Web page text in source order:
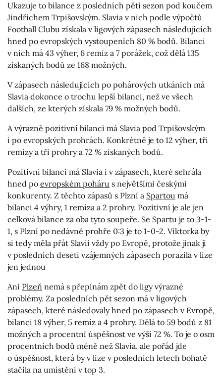
Ukazuje to bilance z posledních pěti sezon pod koučem
Jindřichem Trpišovským. Slavia v nich podle výpočtů
Football Clubu získala v ligových zápasech následujících
hned po evropských vystoupeních 80 % bodů. Bilanci
v nich má 43 výher, 6 remíz a 7 porážek, což dělá 135
získaných bodů ze 168 možných.
V zápasech následujících po pohárových utkáních má
Slavia dokonce o trochu lepší bilanci, než ve všech
dalších, ze kterých získala 79 % možných bodů.
A výrazně pozitivní bilanci má Slavia pod Trpišovským
i po evropských prohrách. Konkrétně je to 12 výher, tři
remízy a tři prohry a 72 % získaných bodů.
Pozitivní bilanci má Slavia i v zápasech, které sehrála
hned po evropském poháru s největšími českými
konkurenty. Z těchto zápasů s Plzní a Spartou má
bilanci 4 výhry, 1 remíza a 2 prohry. Pozitivní je ale jen
celková bilance za oba tyto soupeře. Se Spartu je to 3-1-
1, s Plzní po nedávné prohře 0:3 je to 1-0-2. Viktorka by
si tedy měla přát Slavii vždy po Evropě, protože jinak ji
v posledních deseti vzájemných zápasech porazila v lize
jen jednou
Ani Plzeň nemá s přepínám zpět do ligy výrazné
problémy. Za posledních pět sezon má v ligových
zápasech, které následovaly hned po zápasech v Evropě,
bilanci 18 výher, 5 remíz a 4 prohry. Dělá to 59 bodů z 81
možných a procentní úspěšnost ve výši 72 %. To je o osm
procentních bodů méně než Slavia, ale pořád jde
o úspěšnost, která by v lize v posledních letech bohatě
stačila na umístění v top 3.